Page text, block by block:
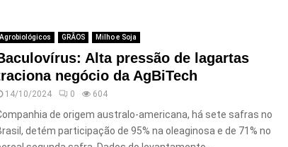
Agrobiológicos GRÃOS Milho e Soja
Alta pressão de lagartas
negócio da AgBiTech
14/10/2024 0 604
de origem australo-americana, há sete safras no
detém participação de 95% na oleaginosa e de 71% no